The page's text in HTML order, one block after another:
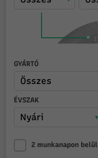
GYÁRTÓ
ÉVSZAK
2 munkanapon belül